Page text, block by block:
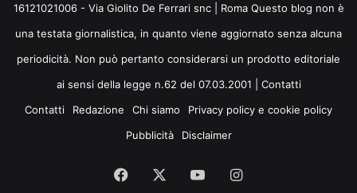
16121021006 - Via Giolito De Ferrari snc | Roma Questo blog non è
una testata giornalistica, in quanto viene aggiornato senza alcuna
periodicità. Non può pertanto considerarsi un prodotto editoriale
ai sensi della legge n.62 del 07.03.2001 | Contatti
Contatti
Redazione Chi siamo
Privacy policy e cookie policy
Pubblicità
Disclaimer